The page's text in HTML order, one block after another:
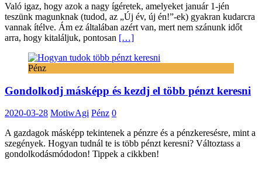
szokás,
amit
érdemes
minél
felvenni
Való igaz, hogy azok a nagy ígéretek, amelyeket január 1-jén
teszünk magunknak (tudod, az „Új év, új én!”-ek) gyakran kudarcra
vannak ítélve. Ám ez általában azért van, mert nem szánunk időt
arra, hogy kitaláljuk, pontosan […]
Pénz
Gondolkodj másképp és kezdj el több pénzt keresni
2020-03-28 MotiwAgi Pénz 0
A gazdagok másképp tekintenek a pénzre és a pénzkeresésre, mint a
szegények. Hogyan tudnál te is több pénzt keresni? Változtass a
gondolkodásmódodon! Tippek a cikkben!